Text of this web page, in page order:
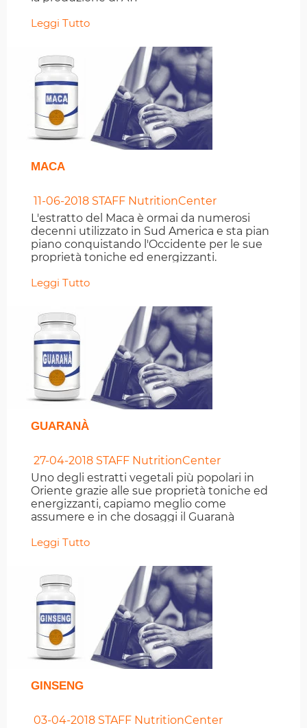
Leggi Tutto
MACA
11-06-2018 STAFF NutritionCenter
L'estratto del Maca è ormai da numerosi
decenni utilizzato in Sud America e sta pian
piano conquistando l'Occidente per le sue
proprietà toniche ed energizzanti.
Leggi Tutto
GUARANÀ
27-04-2018 STAFF NutritionCenter
Uno degli estratti vegetali più popolari in
Oriente grazie alle sue proprietà toniche ed
energizzanti, capiamo meglio come
assumere e in che dosaggi il Guaranà
Leggi Tutto
GINSENG
03-04-2018 STAFF NutritionCenter